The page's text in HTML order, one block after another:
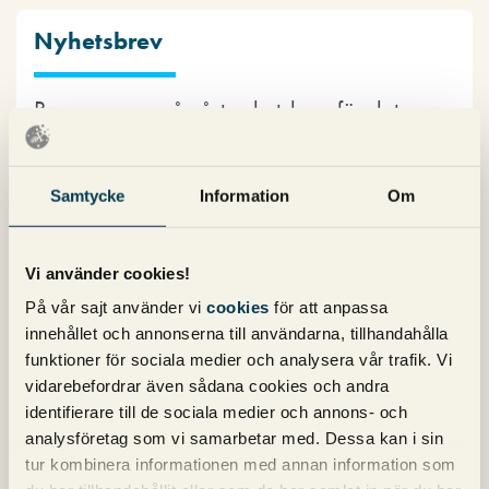
Samtycke Information Om
Vi använder cookies!
På vår sajt använder vi cookies för att anpassa
innehållet och annonserna till användarna, tillhandahålla
funktioner för sociala medier och analysera vår trafik. Vi
vidarebefordrar även sådana cookies och andra
identifierare till de sociala medier och annons- och
analysföretag som vi samarbetar med. Dessa kan i sin
tur kombinera informationen med annan information som
Nyhetsbrev
Prenumerera på vårt nyhetsbrev för det
senaste inom SEO, Google Ads och sociala
medier!
Kategorier
Copy
Konvertering